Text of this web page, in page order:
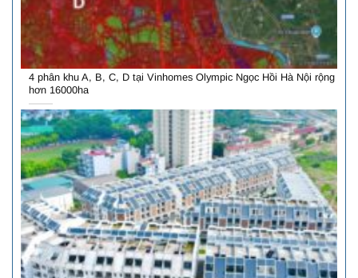
4 phân khu A, B, C, D tại Vinhomes Olympic Ngọc Hồi Hà Nội rộng
hơn 16000ha